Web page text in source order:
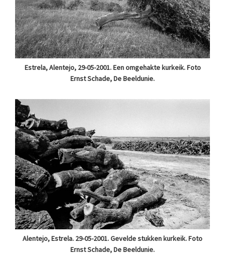
Estrela, Alentejo, 29-05-2001. Een omgehakte kurkeik. Foto
Ernst Schade, De Beeldunie.
Alentejo, Estrela. 29-05-2001. Gevelde stukken kurkeik. Foto
Ernst Schade, De Beeldunie.